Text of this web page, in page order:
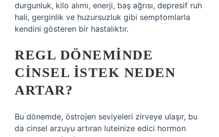
durgunluk, kilo alımı, enerji, baş ağrısı, depresif ruh
hali, gerginlik ve huzursuzluk gibi semptomlarla
kendini gösteren bir hastalıktır.
REGL DÖNEMINDE
CINSEL ISTEK NEDEN
ARTAR?
Bu dönemde, östrojen seviyeleri zirveye ulaşır, bu
da cinsel arzuyu artıran luteinize edici hormon